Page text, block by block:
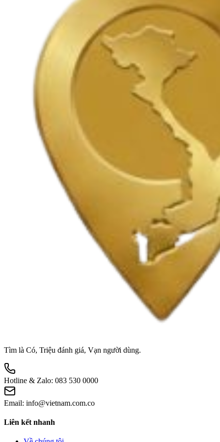
Tìm là Có, Triệu đánh giá, Vạn người dùng.
Hotline & Zalo: 083 530 0000
Email: info@vietnam.com.co
Liên kết nhanh